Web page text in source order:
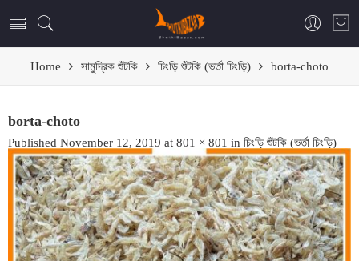
Home সামুদ্রিক শুঁটকি চিংড়ি শুঁটকি (ভর্তা চিংড়ি) borta-choto
borta-choto
Published November 12, 2019 at 801 × 801 in চিংড়ি শুঁটকি (ভর্তা চিংড়ি)